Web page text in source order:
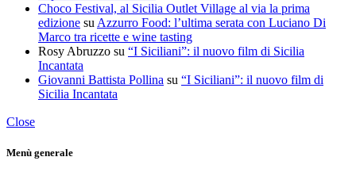
Choco Festival, al Sicilia Outlet Village al via la prima
edizione su Azzurro Food: l’ultima serata con Luciano Di
Marco tra ricette e wine tasting
Rosy Abruzzo su “I Siciliani”: il nuovo film di Sicilia
Incantata
Giovanni Battista Pollina su “I Siciliani”: il nuovo film di
Sicilia Incantata
Close
Menù generale